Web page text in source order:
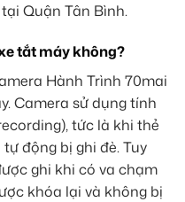
Quận Tân Bình.
tắt máy không?
Hành Trình 70mai
Camera sử dụng tính
tức là khi thẻ
động bị ghi đè. Tuy
ghi khi có va chạm
khóa lại và không bị